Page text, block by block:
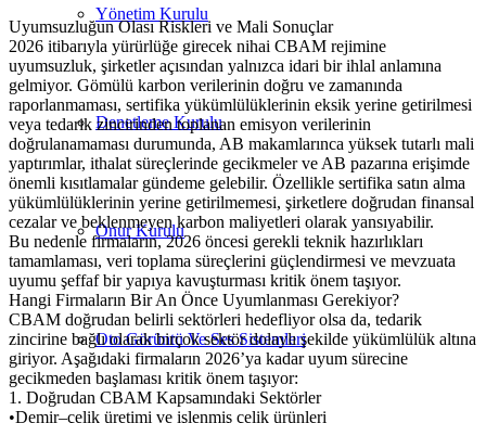
Yönetim Kurulu
Denetleme Kurulu
Onur Kurulu
Oto Görüntü Ve Ses Sistemleri
Uyumsuzluğun Olası Riskleri ve Mali Sonuçlar
2026 itibarıyla yürürlüğe girecek nihai CBAM rejimine
uyumsuzluk, şirketler açısından yalnızca idari bir ihlal anlamına
gelmiyor. Gömülü karbon verilerinin doğru ve zamanında
raporlanmaması, sertifika yükümlülüklerinin eksik yerine getirilmesi
veya tedarik zincirinden toplanan emisyon verilerinin
doğrulanamaması durumunda, AB makamlarınca yüksek tutarlı mali
yaptırımlar, ithalat süreçlerinde gecikmeler ve AB pazarına erişimde
önemli kısıtlamalar gündeme gelebilir. Özellikle sertifika satın alma
yükümlülüklerinin yerine getirilmemesi, şirketlere doğrudan finansal
cezalar ve beklenmeyen karbon maliyetleri olarak yansıyabilir.
Bu nedenle firmaların, 2026 öncesi gerekli teknik hazırlıkları
tamamlaması, veri toplama süreçlerini güçlendirmesi ve mevzuata
uyumu şeffaf bir yapıya kavuşturması kritik önem taşıyor.
Hangi Firmaların Bir An Önce Uyumlanması Gerekiyor?
CBAM doğrudan belirli sektörleri hedefliyor olsa da, tedarik
zincirine bağlı olarak birçok sektör dolaylı şekilde yükümlülük altına
giriyor. Aşağıdaki firmaların 2026’ya kadar uyum sürecine
gecikmeden başlaması kritik önem taşıyor:
1. Doğrudan CBAM Kapsamındaki Sektörler
•Demir–çelik üretimi ve işlenmiş çelik ürünleri